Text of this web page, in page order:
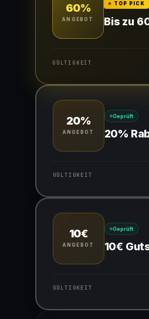
60%
ANGEBOT
⭐ TOP PICK
Bis zu
GÜLTIGKEIT
Gültig für teilnehmende
20%
ANGEBOT
Geprüft
20%
GÜLTIGKEIT
Gültig für teilnehmende
10€
ANGEBOT
Geprüft
10€
GÜLTIGKEIT